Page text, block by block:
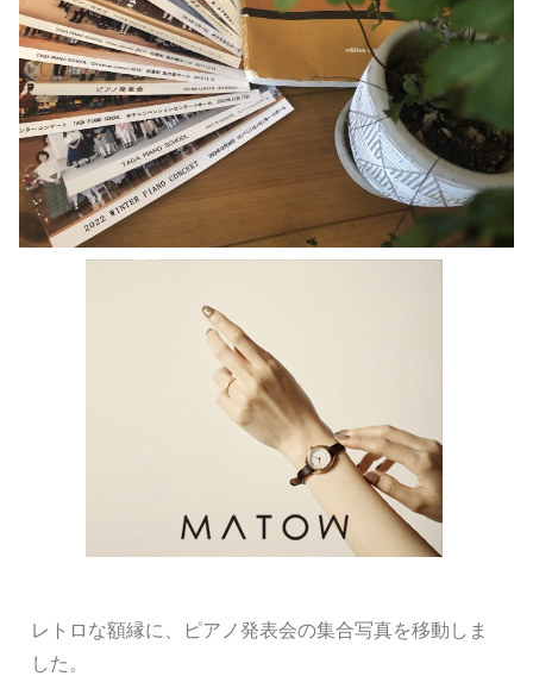
レトロな額縁に、ピアノ発表会の集合写真を移動しま
した。